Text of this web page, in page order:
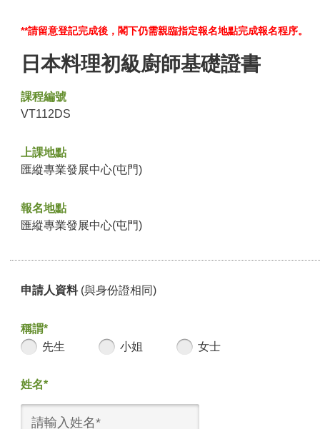
**請留意登記完成後，閣下仍需親臨指定報名地點完成報名程序。
日本料理初級廚師基礎證書
課程編號
VT112DS
上課地點
匯縱專業發展中心(屯門)
報名地點
匯縱專業發展中心(屯門)
申請人資料 (與身份證相同)
稱謂*
先生
小姐 女士
姓名*